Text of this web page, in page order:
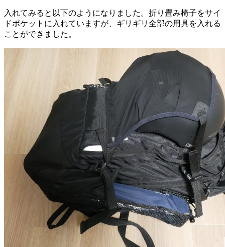
入れてみると以下のようになりました。折り畳み椅子をサイ
ドポケットに入れていますが、ギリギリ全部の用具を入れる
ことができました。